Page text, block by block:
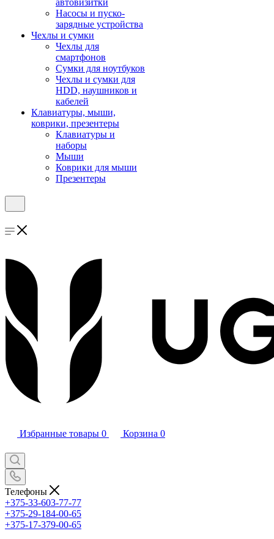
автовизитки
Насосы и пуско-
зарядные устройства
Чехлы и сумки
Чехлы для
смартфонов
Сумки для ноутбуков
Чехлы и сумки для
HDD, наушников и
кабелей
Клавиатуры, мыши,
коврики, презентеры
Клавиатуры и
наборы
Мыши
Коврики для мыши
Презентеры
Избранные товары 0 Корзина 0
Телефоны
+375-33-603-77-77
+375-29-184-00-65
+375-17-379-00-65